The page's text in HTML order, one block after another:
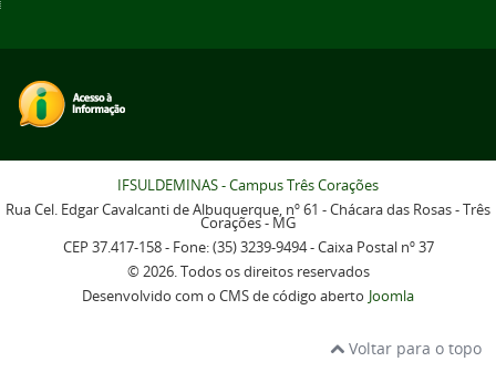
IFSULDEMINAS - Campus Três Corações
Rua Cel. Edgar Cavalcanti de Albuquerque, nº 61 - Chácara das Rosas - Três
Corações - MG
CEP 37.417-158 - Fone: (35) 3239-9494 - Caixa Postal nº 37
© 2026. Todos os direitos reservados
Desenvolvido com o CMS de código aberto Joomla
Voltar para o topo